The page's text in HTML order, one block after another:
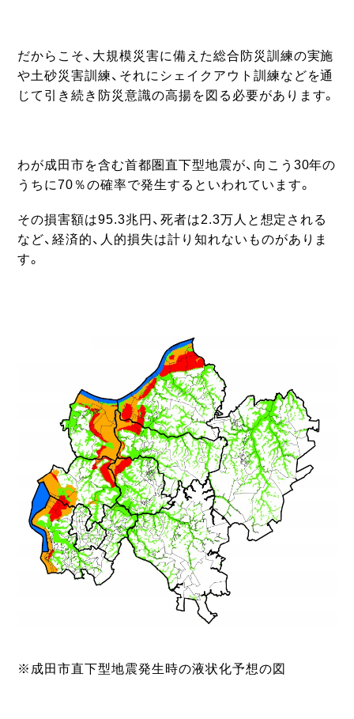
だからこそ、大規模災害に備えた総合防災訓練の実施
や土砂災害訓練、それにシェイクアウト訓練などを通
じて引き続き防災意識の高揚を図る必要があります。
わが成田市を含む首都圏直下型地震が、向こう30年の
うちに70％の確率で発生するといわれています。
その損害額は95.3兆円、死者は2.3万人と想定される
など、経済的、人的損失は計り知れないものがありま
す。
※成田市直下型地震発生時の液状化予想の図